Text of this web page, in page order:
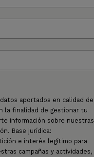
datos aportados en calidad de
la finalidad de gestionar tu
información sobre nuestras
Base jurídica:
e interés legítimo para
campañas y actividades,